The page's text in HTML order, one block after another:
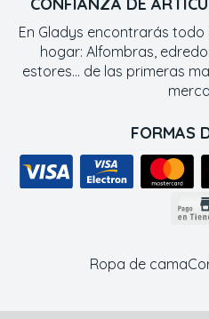
CONFIANZA DE
En Gladys encontrarás
hogar: Alfombras,
estores... de las primeras
FORMAS
Ropa de cama